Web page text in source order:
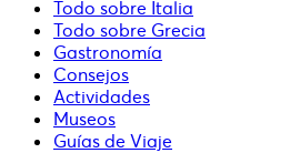
Todo sobre Italia
Todo sobre Grecia
Gastronomía
Consejos
Actividades
Museos
Guías de Viaje